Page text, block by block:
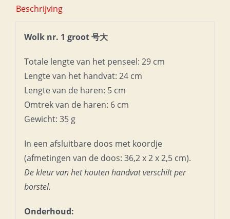
Beschrijving
Wolk nr. 1 groot 号大
Totale lengte van het penseel: 29 cm
Lengte van het handvat: 24 cm
Lengte van de haren: 5 cm
Omtrek van de haren: 6 cm
Gewicht: 35 g
In een afsluitbare doos met koordje
(afmetingen van de doos: 36,2 x 2 x 2,5 cm).
De kleur van het houten handvat verschilt per
borstel.
Onderhoud: